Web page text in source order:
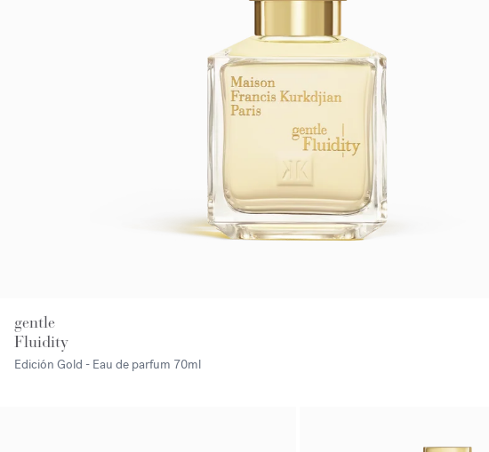
gentle
Fluidity
Edición Gold - Eau de parfum 70ml